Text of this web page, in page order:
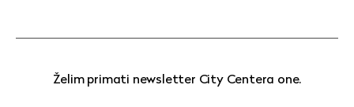
Želim primati newsletter City Centera one.